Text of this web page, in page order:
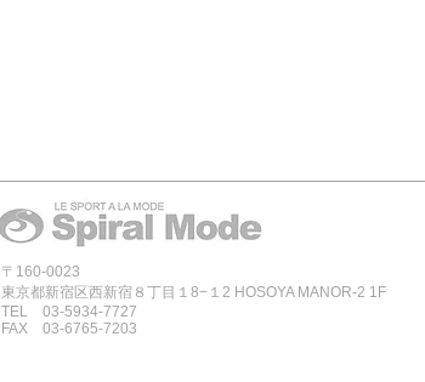
〒160-0023
東京都新宿区西新宿８丁目１8−１2 HOSOYA MANOR-2 1F
TEL 03-5934-7727
FAX 03-6765-7203